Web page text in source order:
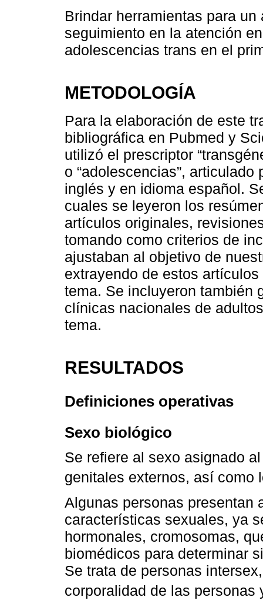
Brindar herramientas para
seguimiento en la atención
adolescencias trans en el
METODOLOGÍA
Para la elaboración de este
bibliográfica en Pubmed y
utilizó el prescriptor
o “adolescencias”, articulado
inglés y en idioma español.
cuales se leyeron los
artículos originales,
tomando como criterios de
ajustaban al objetivo de
extrayendo de estos
tema. Se incluyeron también
clínicas nacionales de
tema.
RESULTADOS
Definiciones operativas
Sexo biológico
Se refiere al sexo asignado
genitales externos, así como
Algunas personas presentan
características sexuales, ya
hormonales, cromosomas,
biomédicos para determinar
Se trata de personas
corporalidad de las personas